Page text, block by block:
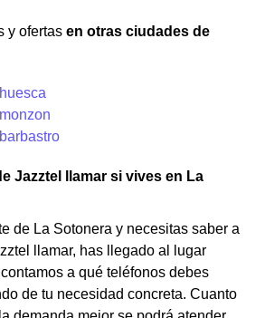
y ofertas en otras ciudades de
Jazztel llamar si vives en La
de La Sotonera y necesitas saber a
llamar, has llegado al lugar
a qué teléfonos debes
de tu necesidad concreta. Cuanto